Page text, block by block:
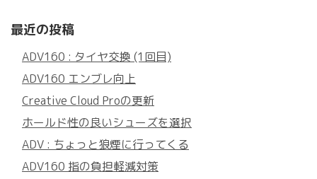
最近の投稿
ADV160 : タイヤ交換 (1回目)
ADV160 エンブレ向上
Creative Cloud Proの更新
ホールド性の良いシューズを選択
ADV : ちょっと狼煙に行ってくる
ADV160 指の負担軽減対策